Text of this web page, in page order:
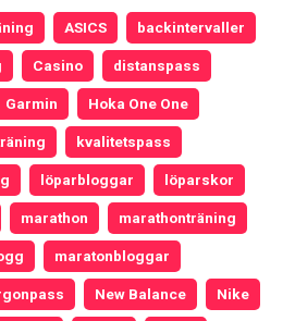
ASICS backintervaller
Casino distanspass
Garmin Hoka One One
kvalitetspass
löparbloggar löparskor
marathon marathonträning
maratonbloggar
New Balance Nike